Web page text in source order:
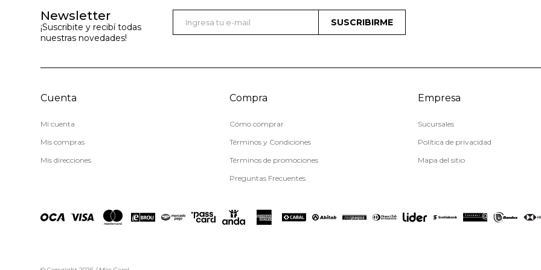
Newsletter
¡Suscribite y recibí todas
nuestras novedades!
SUSCRIBIRME
Cuenta
Mi cuenta
Mis compras
Mis direcciones
Compra
Cómo comprar
Términos y Condiciones
Términos de promociones
Preguntas Frecuentes
Empresa
Sucursales
Política de privacidad
Mapa del sitio